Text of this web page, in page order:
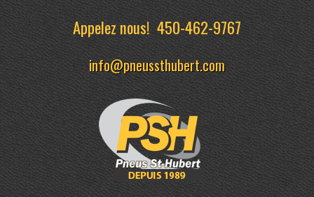
Appelez nous!450-462-9767
info@pneussthubert.com